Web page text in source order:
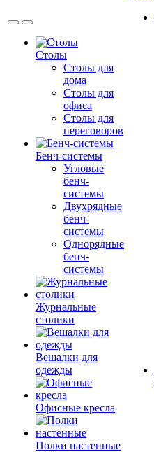
Столы
Столы для
дома
Столы для
офиса
Столы для
переговоров
Бенч-системы
Угловые
бенч-
системы
Двухрядные
бенч-
системы
Однорядные
бенч-
системы
Журнальные
столики
Вешалки для
одежды
Офисные кресла
Полки настенные